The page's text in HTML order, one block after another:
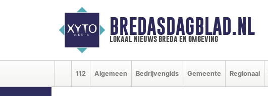
BREDASDAGBLAD.NL
lokaal nieuws breda en omgeving
112 Algemeen Bedrijvengids Gemeente Regionaal